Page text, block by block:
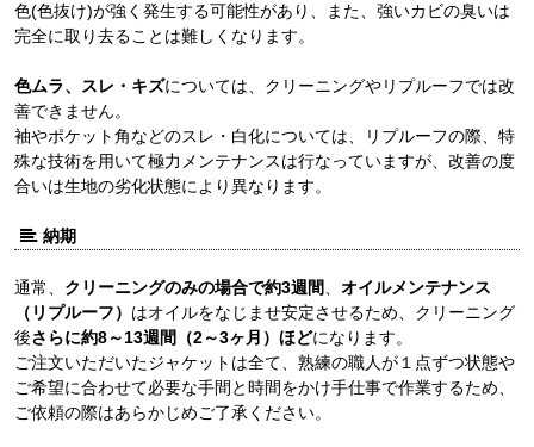
色(色抜け)が強く発生する可能性があり、また、強いカビの臭いは
完全に取り去ることは難しくなります。
色ムラ、スレ・キズについては、クリーニングやリプルーフでは改
善できません。
袖やポケット角などのスレ・白化については、リプルーフの際、特
殊な技術を用いて極力メンテナンスは行なっていますが、改善の度
合いは生地の劣化状態により異なります。
納期
通常、 クリーニングのみの場合で約3週間、 オイルメンテナンス
（リプルーフ） はオイルをなじませ安定させるため、クリーニング
後さらに約8～13週間（2～3ヶ月）ほどになります。
ご注文いただいたジャケットは全て、熟練の職人が１点ずつ状態や
ご希望に合わせて必要な手間と時間をかけ手仕事で作業するため、
ご依頼の際はあらかじめご了承ください。